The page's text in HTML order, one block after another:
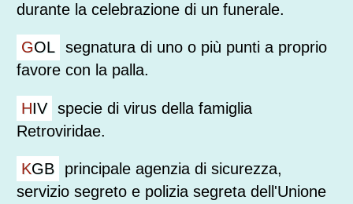
durante la celebrazione di un funerale.
GOL segnatura di uno o più punti a proprio
favore con la palla.
HIV specie di virus della famiglia
Retroviridae.
KGB
principale agenzia di sicurezza,
servizio segreto e polizia segreta dell'Unione